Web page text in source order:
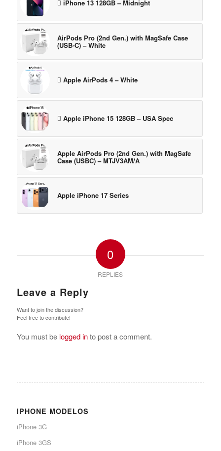
 iPhone 13 128GB – Midnight
AirPods Pro (2nd Gen.) with MagSafe Case
(USB‑C) – White
 Apple AirPods 4 – White
 Apple iPhone 15 128GB – USA Spec
Apple AirPods Pro (2nd Gen.) with MagSafe
Case (USBC) – MTJV3AM/A
Apple iPhone 17 Series
0
REPLIES
Leave a Reply
Want to join the discussion?
Feel free to contribute!
You must be logged into post a comment.
IPHONE MODELOS
iPhone 3G
iPhone 3GS